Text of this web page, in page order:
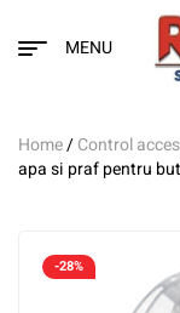
MENU
Home/Control acces
apa si praf pentru
-28%